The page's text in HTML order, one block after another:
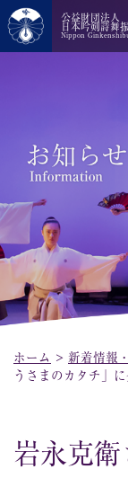
公益財団法人
日本吟剣詩舞
Nippon
ホーム > 新着情報
うさまのカタチ」
岩永克